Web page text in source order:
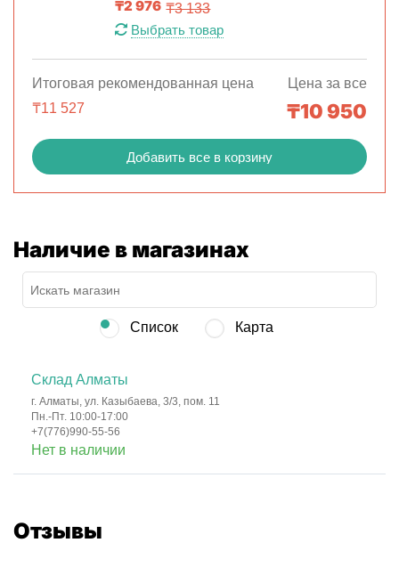
₸2 976 ₸3 133
Выбрать товар
Итоговая рекомендованная цена
₸11 527
Цена за все
₸10 950
Добавить все в корзину
Наличие в магазинах
Список Карта
Склад Алматы
г. Алматы, ул. Казыбаева, 3/3, пом. 11
Пн.-Пт. 10:00-17:00
+7(776)990-55-56
Нет в наличии
Отзывы